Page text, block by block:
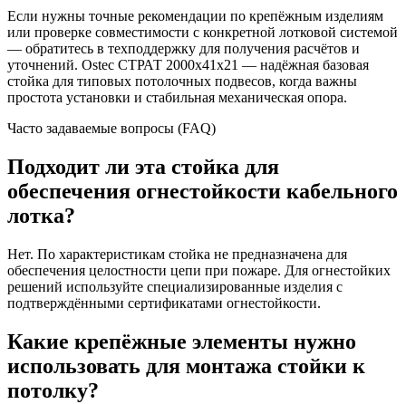
Если нужны точные рекомендации по крепёжным изделиям
или проверке совместимости с конкретной лотковой системой
— обратитесь в техподдержку для получения расчётов и
уточнений. Ostec СТРАТ 2000х41х21 — надёжная базовая
стойка для типовых потолочных подвесов, когда важны
простота установки и стабильная механическая опора.
Часто задаваемые вопросы (FAQ)
Подходит ли эта стойка для
обеспечения огнестойкости кабельного
лотка?
Нет. По характеристикам стойка не предназначена для
обеспечения целостности цепи при пожаре. Для огнестойких
решений используйте специализированные изделия с
подтверждёнными сертификатами огнестойкости.
Какие крепёжные элементы нужно
использовать для монтажа стойки к
потолку?